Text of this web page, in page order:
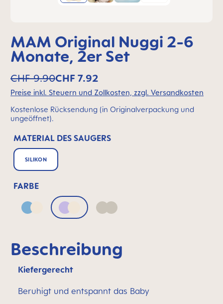
MAM Original Nuggi 2-6
Monate, 2er Set
CHF 7.92
CHF 9.90
Preise inkl. Steuern und Zollkosten, zzgl. Versandkosten
Kostenlose Rücksendung (in Originalverpackung und
ungeöffnet).
MATERIAL DES SAUGERS
SILIKON
FARBE
Blue & NeutralLilac & Neutral
Neutral
Beschreibung
Kiefergerecht
Beruhigt und entspannt das Baby